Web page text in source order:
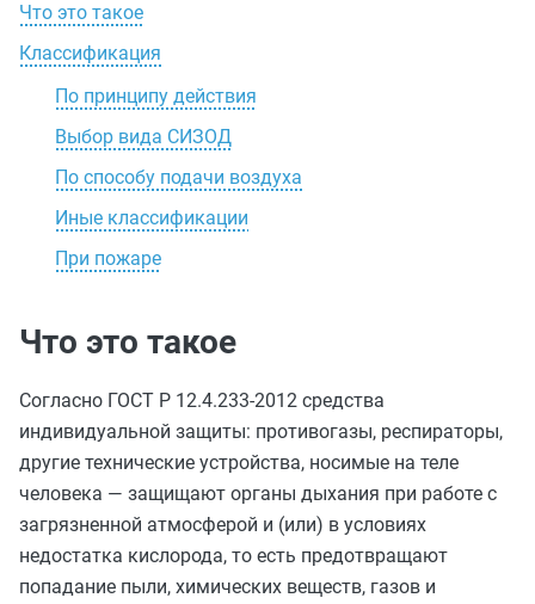
Что это такое
Классификация
По принципу действия
Выбор вида СИЗОД
По способу подачи воздуха
Иные классификации
При пожаре
Что это такое
Согласно ГОСТ Р 12.4.233-2012 средства
индивидуальной защиты: противогазы, респираторы,
другие технические устройства, носимые на теле
человека — защищают органы дыхания при работе с
загрязненной атмосферой и (или) в условиях
недостатка кислорода, то есть предотвращают
попадание пыли, химических веществ, газов и